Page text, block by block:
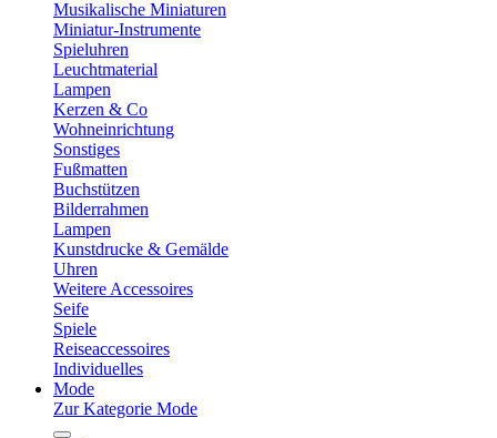
Musikalische Miniaturen
Miniatur-Instrumente
Spieluhren
Leuchtmaterial
Lampen
Kerzen & Co
Wohneinrichtung
Sonstiges
Fußmatten
Buchstützen
Bilderrahmen
Lampen
Kunstdrucke & Gemälde
Uhren
Weitere Accessoires
Seife
Spiele
Reiseaccessoires
Individuelles
Mode
Zur Kategorie Mode